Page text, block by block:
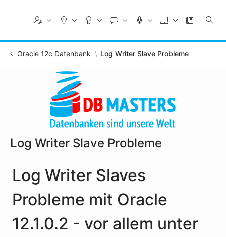
Oracle 12c Datenbank Log Writer Slave Probleme
Log Writer Slave Probleme
Log Writer Slaves
Probleme mit Oracle
12.1.0.2 - vor allem unter